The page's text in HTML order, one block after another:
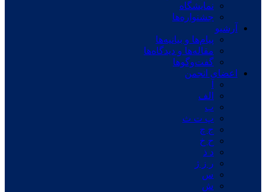
نمایشگاه
جشنواره‌ها
آرشیو
پیام‌ها و بیانیه‌ها
مقاله‌ها و دیدگاه‌ها
گفت‌وگوها
اعضای انجمن
الف
ب
پ ت ث
ج چ
ح خ
د ذ
ر ز ژ
س
ش